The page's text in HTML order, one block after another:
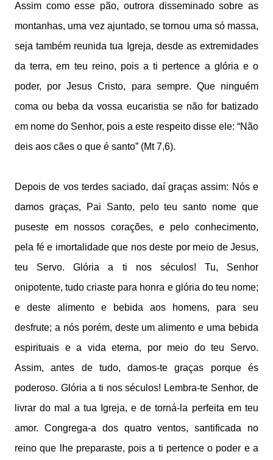
Assim como esse pão, outrora disseminado sobre as
montanhas, uma vez ajuntado, se tornou uma só massa,
seja também reunida tua Igreja, desde as extremidades
da terra, em teu reino, pois a ti pertence a glória e o
poder, por Jesus Cristo, para sempre. Que ninguém
coma ou beba da vossa eucaristia se não for batizado
em nome do Senhor, pois a este respeito disse ele: “Não
deis aos cães o que é santo” (Mt 7,6).
Depois de vos terdes saciado, daí graças assim: Nós e
damos graças, Pai Santo, pelo teu santo nome que
puseste em nossos corações, e pelo conhecimento,
pela fé e imortalidade que nos deste por meio de Jesus,
teu Servo. Glória a ti nos séculos! Tu, Senhor
onipotente, tudo criaste para honra e glória do teu nome;
e deste alimento e bebida aos homens, para seu
desfrute; a nós porém, deste um alimento e uma bebida
espirituais e a vida eterna, por meio do teu Servo.
Assim, antes de tudo, damos-te graças porque és
poderoso. Glória a ti nos séculos! Lembra-te Senhor, de
livrar do mal a tua Igreja, e de torná-la perfeita em teu
amor. Congrega-a dos quatro ventos, santificada no
reino que lhe preparaste, pois a ti pertence o poder e a